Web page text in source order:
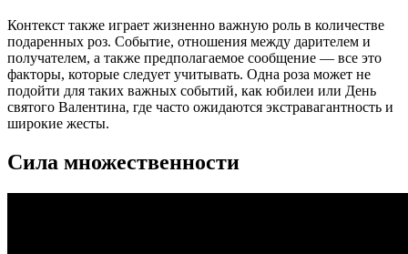
Контекст также играет жизненно важную роль в количестве
подаренных роз. Событие, отношения между дарителем и
получателем, а также предполагаемое сообщение — все это
факторы, которые следует учитывать. Одна роза может не
подойти для таких важных событий, как юбилеи или День
святого Валентина, где часто ожидаются экстравагантность и
широкие жесты.
Сила множественности